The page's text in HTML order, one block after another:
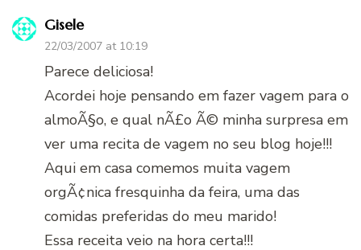
Gisele
22/03/2007 at 10:19
Parece deliciosa!
Acordei hoje pensando em fazer vagem para o
almoÃ§o, e qual nÃ£o Ã© minha surpresa em
ver uma recita de vagem no seu blog hoje!!!
Aqui em casa comemos muita vagem
orgÃ¢nica fresquinha da feira, uma das
comidas preferidas do meu marido!
Essa receita veio na hora certa!!!